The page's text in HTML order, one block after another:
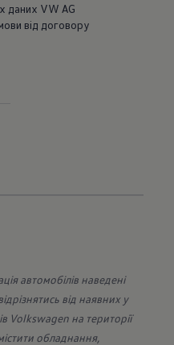
даних VW AG
від договору
автомобілів наведені
від наявних у
Volkswagen на території
обладнання,